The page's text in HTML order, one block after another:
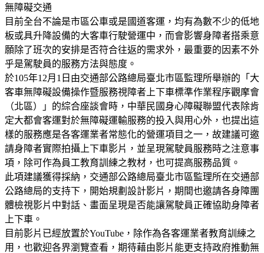
無障礙交通
目前全台不論是市區公車或是國道客運，均有為數不少的低地
板或具升降設備的大客車行駛營運中，而會影響身障者搭乘意
願除了班次的安排是否符合往返的需求外，最重要的因素不外
乎是駕駛員的服務方法與態度。
於105年12月1日由交通部公路總局臺北市區監理所舉辦的「大
客車無障礙設備操作暨服務視障者上下車標準作業程序觀摩會
（北區）」的綜合座談會時，中華民國身心障礙聯盟代表除肯
定大都會客運對於無障礙運輸服務的投入與用心外，也提出這
樣的服務應是各客運業者常態化的營運項目之一，故建議可邀
請身障者實際拍攝上下車影片，並呈現駕駛員服務時之注意事
項，除可作為員工教育訓練之教材，也可提高服務品質。
此項建議獲得採納，交通部公路總局臺北市區監理所在交通部
公路總局的支持下，開始規劃設計影片，期間也邀請各身障團
體檢視影片中對話、畫面呈現是否能讓駕駛員正確協助身障者
上下車。
目前影片已經放置於YouTube，除作為各客運業者教育訓練之
用，也歡迎各界瀏覽查看，期待藉由影片能更支持政府推動無